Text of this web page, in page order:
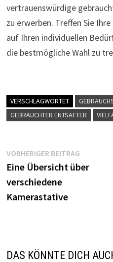
vertrauenswürdige
zu erwerben. Treffen Sie
auf Ihren individuellen
die bestmögliche Wahl zu
VERSCHLAGWORTET
GEBRAUCHTER ENTSAFTER
Beitragsnavigation
VORHERIGER BEITRAGVorheriger
Beitrag:
Eine Übersicht über
verschiedene
Kamerastative
DAS KÖNNTE DICH